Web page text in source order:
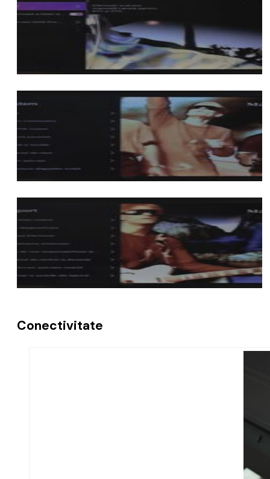
Conectivitate